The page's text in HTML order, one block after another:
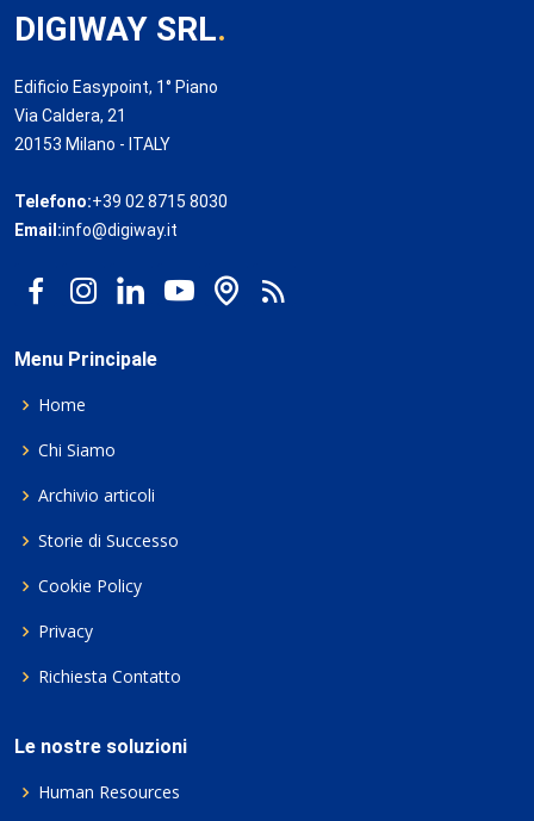
DIGIWAY SRL.
Edificio Easypoint, 1° Piano
Via Caldera, 21
20153 Milano - ITALY
Telefono:+39 02 8715 8030
Email:info@digiway.it
Menu Principale
Home
Chi Siamo
Archivio articoli
Storie di Successo
Cookie Policy
Privacy
Richiesta Contatto
Le nostre soluzioni
Human Resources